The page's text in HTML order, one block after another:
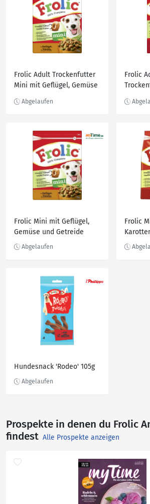
Frolic Adult Trockenfutter
Mini mit Geflügel, Gemüse
Frolic
g
Frolic Mini mit Geflügel,
Gemüse und Getreide
Frolic
Hundesnack 'Rodeo' 105g
Prospekte in denen du Frolic
findest Alle Prospekte anzeigen